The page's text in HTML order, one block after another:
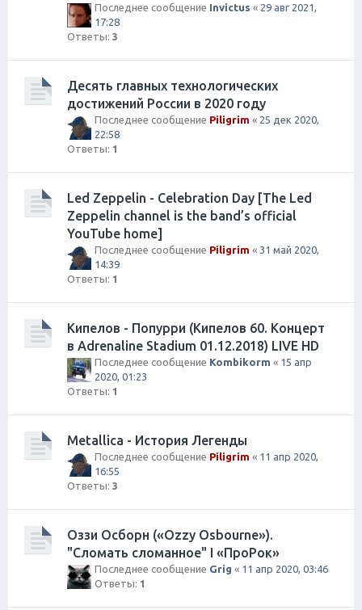
Последнее сообщение Invictus « 29 авг 2021,
17:28
Ответы: 3
Десять главных технологических
достижений России в 2020 году
Последнее сообщение Piligrim « 25 дек 2020,
22:58
Ответы: 1
Led Zeppelin - Celebration Day [The Led
Zeppelin channel is the band’s official
YouTube home]
Последнее сообщение Piligrim « 31 май 2020,
14:39
Ответы: 1
Кипелов - Попурри (Кипелов 60. Концерт
в Adrenaline Stadium 01.12.2018) LIVE HD
Последнее сообщение Kombikorm « 15 апр
2020, 01:23
Ответы: 1
Metallica - История Легенды
Последнее сообщение Piligrim « 11 апр 2020,
16:55
Ответы: 3
Оззи Осборн («Ozzy Osbourne»).
"Сломать сломанное" I «ПроРок»
Последнее сообщение Grig « 11 апр 2020, 03:46
Ответы: 1